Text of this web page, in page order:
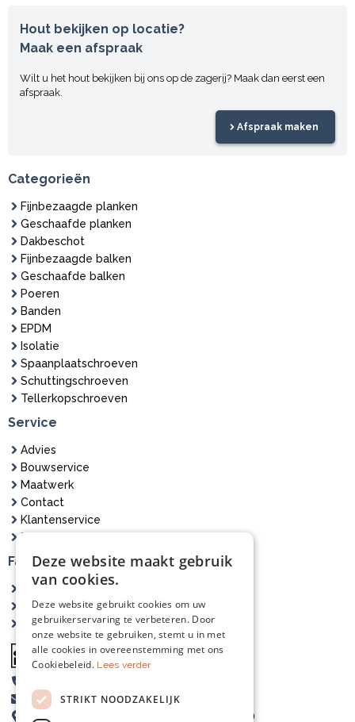
Hout bekijken op locatie?
Maak een afspraak
Wilt u het hout bekijken bij ons op de zagerij? Maak dan eerst een
afspraak.
Afspraak maken
Categorieën
Fijnbezaagde planken
Geschaafde planken
Dakbeschot
Fijnbezaagde balken
Geschaafde balken
Poeren
Banden
EPDM
Isolatie
Spaanplaatschroeven
Schuttingschroeven
Tellerkopschroeven
Service
Advies
Bouwservice
Maatwerk
Contact
Klantenservice
Bezorging
Fasna Hout
Over ons
Projecten
Zagerij
info@fasnahout.nl
Koepad 21, 8161RX, Epe (op afspraak open)
Deze website maakt gebruik
van cookies.
Deze website gebruikt cookies om uw
gebruikerservaring te verbeteren. Door
onze website te gebruiken, stemt u in met
alle cookies in overeenstemming met ons
Cookiebeleid. Lees verder
STRIKT NOODZAKELIJK